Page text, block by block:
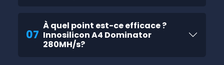
07
À quel point est-ce efficace ?
Innosilicon A4 Dominator
280MH/s?